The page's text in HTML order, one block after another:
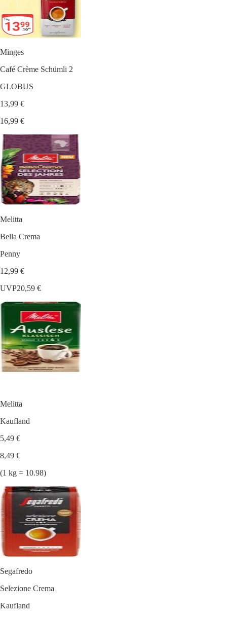
Minges
Café Crème Schümli 2
GLOBUS
13,99 €
16,99 €
Melitta
Bella Crema
Penny
12,99 €
UVP20,59 €
Melitta
Kaufland
5,49 €
8,49 €
(1 kg = 10.98)
Segafredo
Selezione Crema
Kaufland